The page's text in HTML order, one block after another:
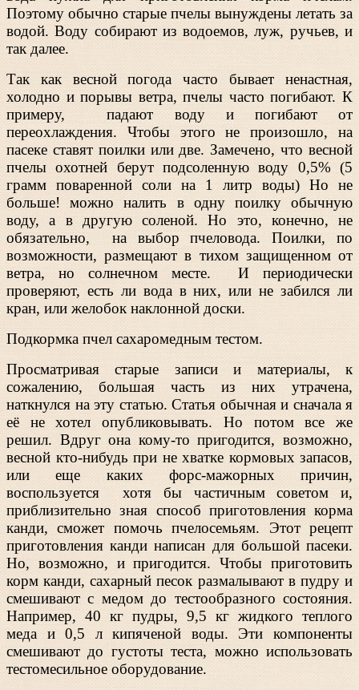
Поэтому обычно старые пчелы вынуждены летать за
водой. Воду собирают из водоемов, луж, ручьев, и
так далее.
Так как весной погода часто бывает ненастная,
холодно и порывы ветра, пчелы часто погибают. К
примеру, падают воду и погибают от
переохлаждения. Чтобы этого не произошло, на
пасеке ставят поилки или две. Замечено, что весной
пчелы охотней берут подсоленную воду 0,5% (5
грамм поваренной соли на 1 литр воды) Но не
больше! можно налить в одну поилку обычную
воду, а в другую соленой. Но это, конечно, не
обязательно, на выбор пчеловода. Поилки, по
возможности, размещают в тихом защищенном от
ветра, но солнечном месте. И периодически
проверяют, есть ли вода в них, или не забился ли
кран, или желобок наклонной доски.
Подкормка пчел сахаромедным тестом.
Просматривая старые записи и материалы, к
сожалению, большая часть из них утрачена,
наткнулся на эту статью. Статья обычная и сначала я
её не хотел опубликовывать. Но потом все же
решил. Вдруг она кому-то пригодится, возможно,
весной кто-нибудь при не хватке кормовых запасов,
или еще каких форс-мажорных причин,
воспользуется хотя бы частичным советом и,
приблизительно зная способ приготовления корма
канди, сможет помочь пчелосемьям. Этот рецепт
приготовления канди написан для большой пасеки.
Но, возможно, и пригодится. Чтобы приготовить
корм канди, сахарный песок размалывают в пудру и
смешивают с медом до тестообразного состояния.
Например, 40 кг пудры, 9,5 кг жидкого теплого
меда и 0,5 л кипяченой воды. Эти компоненты
смешивают до густоты теста, можно использовать
тестомесильное оборудование.